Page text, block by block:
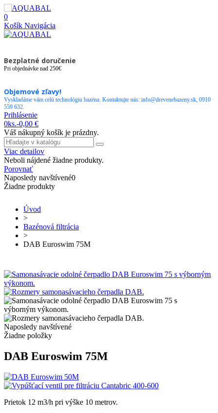
0
Košík Navigácia
Bezplatné doručenie
Pri objednávke nad 250€
Objemové zľavy!
Vyskladáme vám celú technológiu bazéna. Kontaktujte nás: info@drevenebazeny.sk, 0910
559 632.
Prihlásenie
0ks.-0,00 €
Váš nákupný košík je prázdny.
Viac detailov
Neboli nájdené žiadne produkty.
Porovnať
Naposledy navštívené0
Žiadne produkty
Úvod
>
Bazénová filtrácia
>
DAB Euroswim 75M
Naposledy navštívené
Žiadne položky
DAB Euroswim 75M
Prietok 12 m3/h pri výške 10 metrov.